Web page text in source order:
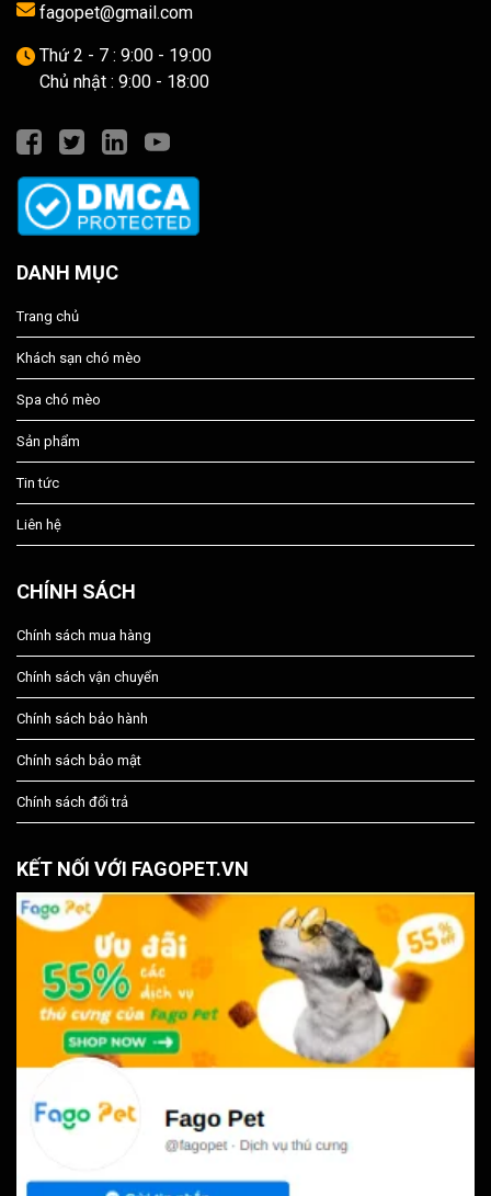
fagopet@gmail.com
Thứ 2 - 7 : 9:00 - 19:00
Chủ nhật : 9:00 - 18:00
DANH MỤC
Trang chủ
Khách sạn chó mèo
Spa chó mèo
Sản phẩm
Tin tức
Liên hệ
CHÍNH SÁCH
Chính sách mua hàng
Chính sách vận chuyển
Chính sách bảo hành
Chính sách bảo mật
Chính sách đổi trả
KẾT NỐI VỚI FAGOPET.VN